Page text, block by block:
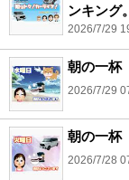
ンキング。
2026/7/29
朝の一
2026/7/29
朝の一
2026/7/28